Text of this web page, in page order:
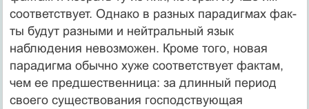
соответствует. Однако в разных парадигмах фак­
ты будут разными и нейтральный язык
наблюдения невозможен. Кроме того, новая
парадигма обычно хуже соответствует фактам,
чем ее предшественни­ца: за длинный период
своего существования господствующая